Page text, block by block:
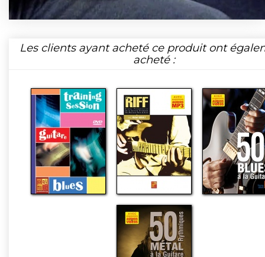
Les clients ayant acheté ce produit ont
acheté :